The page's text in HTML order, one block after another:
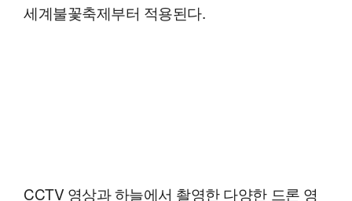
세계불꽃축제부터 적용된다.
CCTV 영상과 하늘에서 촬영한 다양한 드론 영